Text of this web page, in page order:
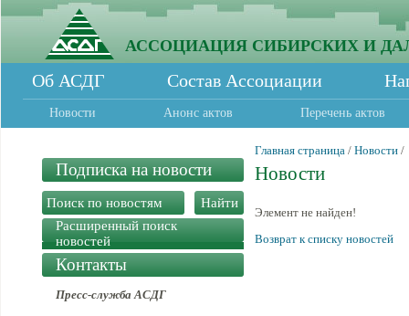
АССОЦИАЦИЯ СИБИРСКИХ И
Об АСДГ Состав Ассоциации
Новости Анонс актов Перечень актов
Подписка на новости
Расширенный поиск
новостей
Контакты
Пресс-служба АСДГ
Главная страница / Новости /
Новости
Элемент не найден!
Возврат к списку новостей